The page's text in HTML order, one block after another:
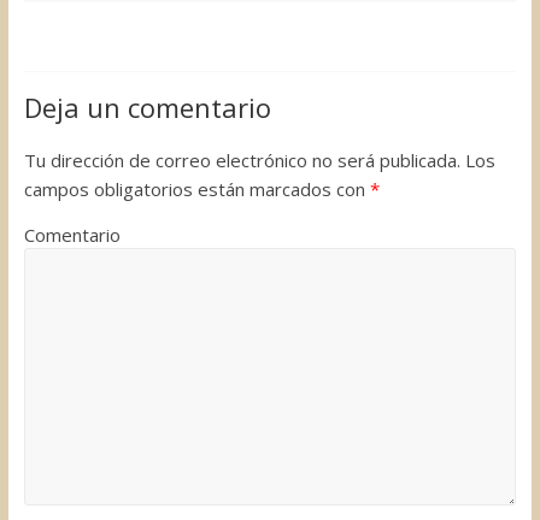
o
r
I
e
t
t
r
Deja un comentario
Tu dirección de correo electrónico no será publicada. Los
campos obligatorios están marcados con *
Comentario